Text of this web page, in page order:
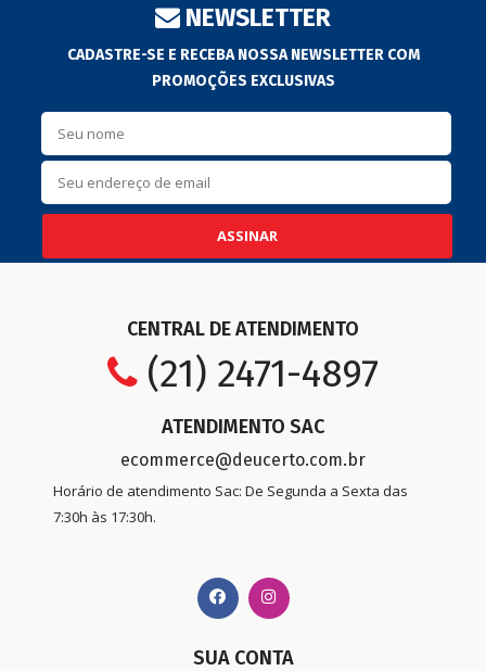
NEWSLETTER
CADASTRE-SE E RECEBA NOSSA NEWSLETTER COM
PROMOÇÕES EXCLUSIVAS
ASSINAR
CENTRAL DE ATENDIMENTO
(21) 2471-4897
ATENDIMENTO SAC
ecommerce@deucerto.com.br
Horário de atendimento Sac: De Segunda a Sexta das
7:30h às 17:30h.
SUA CONTA